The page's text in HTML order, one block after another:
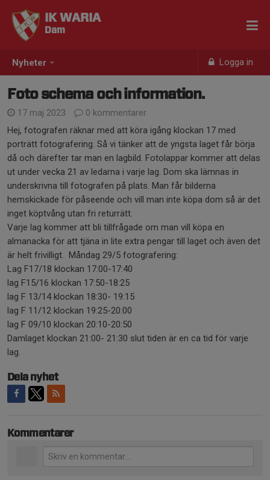
Nyheter Logga in
IK WARIA
Dam
Foto schema och information.
17 maj 2023
0 kommentarer
Hej, fotografen räknar med att köra igång klockan 17 med
porträtt fotografering. Så vi tänker att de yngsta laget får börja
då och därefter tar man en lagbild. Fotolappar kommer att delas
ut under vecka 21 av ledarna i varje lag. Dom ska lämnas in
underskrivna till fotografen på plats. Man får bilderna
hemskickade för påseende och vill man inte köpa dom så är det
inget köptvång utan fri returrätt.
Varje lag kommer att bli tillfrågade om man vill köpa en
almanacka för att tjäna in lite extra pengar till laget och även det
är helt frivilligt. Måndag 29/5 fotografering:
Lag F17/18 klockan 17:00-17:40
lag F15/16 klockan 17:50-18:25
lag F 13/14 klockan 18:30- 19:15
lag F 11/12 klockan 19:25-20:00
lag F 09/10 klockan 20:10-20:50
Damlaget klockan 21:00- 21:30 slut tiden är en ca tid för varje
lag.
Dela nyhet
Kommentarer